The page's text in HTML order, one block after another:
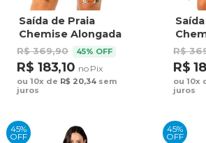
Saída de Praia
Chemise Alongada
Estampada Arara
Bordado Barra Fundo
Azul
R$ 369,90 45% OFF
R$ 183,10 no Pix
ou 10x de R$ 20,34 sem
juros
Barra
Azul
R$
R$
ou 10x
juros
45%
OFF
45%
OFF